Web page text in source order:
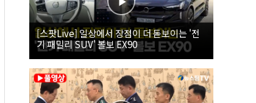
[스팟Live] 일상에서 장점이 더 돋보이는 '전
기 패밀리 SUV' 볼보 EX90